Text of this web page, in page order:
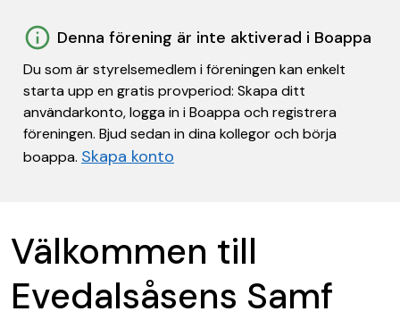
Denna förening är inte aktiverad i Boappa
Du som är styrelsemedlem i föreningen kan enkelt
starta upp en gratis provperiod: Skapa ditt
användarkonto, logga in i Boappa och registrera
föreningen. Bjud sedan in dina kollegor och börja
boappa. Skapa konto
Välkommen till
Evedalsåsens Samf